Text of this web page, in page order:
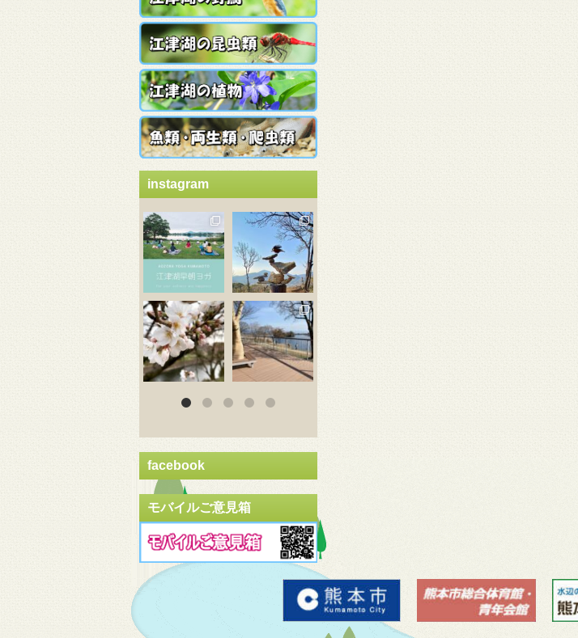
instagram
3月 20
3月 18
3月 18
facebook
モバイルご意見箱